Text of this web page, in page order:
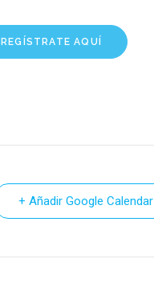
REGÍSTRATE AQUÍ
+ Añadir Google Calendar